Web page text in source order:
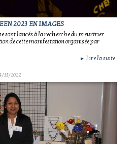
2023 EN IMAGES
sont lancés à la recherche du meurtrier
de cette manifestation organisée par
► Lire la suite
11/2022